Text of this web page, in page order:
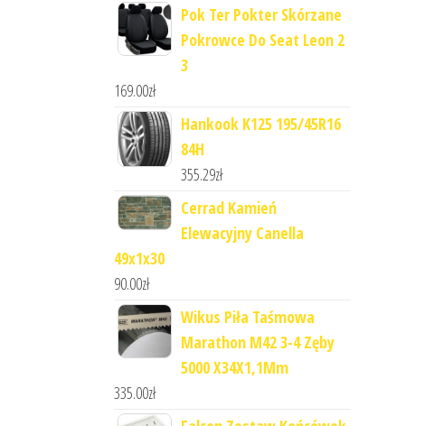
Pok Ter Pokter Skórzane
Pokrowce Do Seat Leon 2
3
169.00zł
Hankook K125 195/45R16
84H
355.29zł
Cerrad Kamień
Elewacyjny Canella
49x1x30
90.00zł
Wikus Piła Taśmowa
Marathon M42 3-4 Zęby
5000 X34X1,1Mm
335.00zł